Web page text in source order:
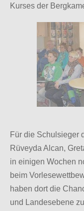
Kurses der
Für die Schulsieger
Rüveyda Alcan,
in einigen Wochen
beim
haben dort die
und Landesebene